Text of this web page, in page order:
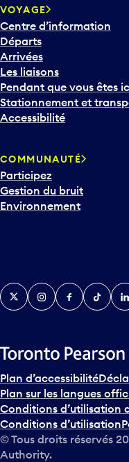
v
e
r
s
l
e
b
a
o
u
r
i
v
e
n
s
u
r
l
e
c
a
VOYAGE
Centre d’information
Départs
Arrivées
Les liaisons
Pendant que vous êtes
Stationnement et
Accessibilité
COMMUNAUTÉ
Participez
Gestion du bruit
Environnement
TwitterInstagramFacebook
TikTok
Plan d’accessibilité
Plan sur les langues
Conditions d’utilisation
Conditions d’utilisation
© Tous droits réservés
Authority.